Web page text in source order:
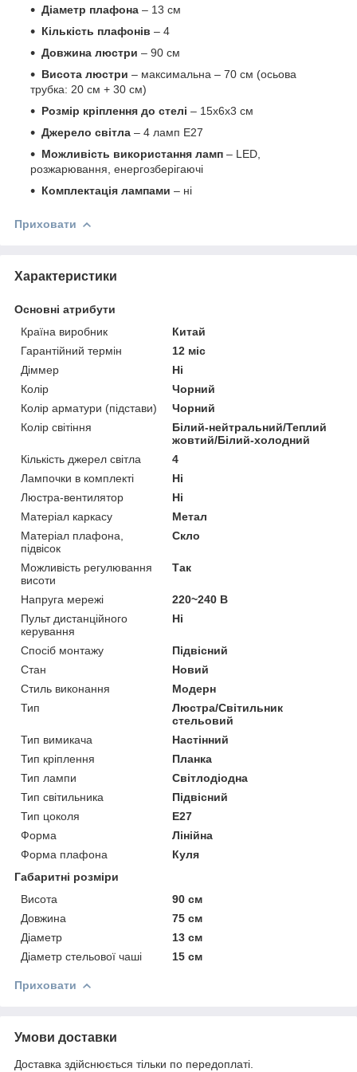
Діаметр плафона – 13 см
Кількість плафонів – 4
Довжина люстри – 90 см
Висота люстри – максимальна – 70 см (осьова
трубка: 20 см + 30 см)
Розмір кріплення до стелі – 15х6х3 см
Джерело світла – 4 ламп E27
Можливість використання ламп – LED,
розжарювання, енергозберігаючі
Комплектація лампами – ні
Приховати
Характеристики
Основні атрибути
Країна виробник
Китай
Гарантійний термін
12 міс
Діммер
Ні
Колір
Чорний
Колір арматури (підстави)
Чорний
Колір світіння
Білий-нейтральний/Теплий
жовтий/Білий-холодний
Кількість джерел світла
4
Лампочки в комплекті
Ні
Люстра-вентилятор
Ні
Матеріал каркасу
Метал
Матеріал плафона,
підвісок
Скло
Можливість регулювання
висоти
Так
Напруга мережі
220~240 В
Пульт дистанційного
керування
Ні
Спосіб монтажу
Підвісний
Стан
Новий
Стиль виконання
Модерн
Тип
Люстра/Світильник
стельовий
Тип вимикача
Настінний
Тип кріплення
Планка
Тип лампи
Світлодіодна
Тип світильника
Підвісний
Тип цоколя
E27
Форма
Лінійна
Форма плафона
Куля
Габаритні розміри
Висота
90 см
Довжина
75 см
Діаметр
13 см
Діаметр стельової чаші
15 см
Приховати
Умови доставки
Доставка здійснюється тільки по передоплаті.